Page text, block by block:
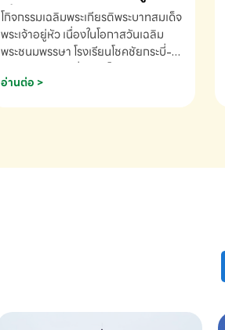
เนื่องในโอกาสวันเฉลิม
พระชนมพรรษา
โกิจกรรมเฉลิมพระเกียรติพระบาทสมเด็จ
พระเจ้าอยู่หัว เนื่องในโอกาสวันเฉลิม
พระชนมพรรษา โรงเรียนโชคชัยกระบี่-
691910
อ่านต่อ >